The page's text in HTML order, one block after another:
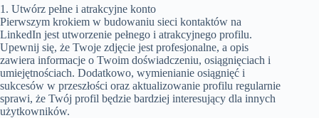
1. Utwórz pełne i atrakcyjne konto
Pierwszym krokiem w budowaniu sieci kontaktów na
LinkedIn jest utworzenie pełnego i atrakcyjnego profilu.
Upewnij się, że Twoje zdjęcie jest profesjonalne, a opis
zawiera informacje o Twoim doświadczeniu, osiągnięciach i
umiejętnościach. Dodatkowo, wymienianie osiągnięć i
sukcesów w przeszłości oraz aktualizowanie profilu regularnie
sprawi, że Twój profil będzie bardziej interesujący dla innych
użytkowników.